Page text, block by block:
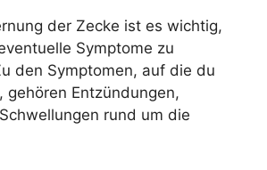
der Zecke ist es wichtig,
Symptome zu
den Symptomen, auf die du
gehören Entzündungen,
rund um die